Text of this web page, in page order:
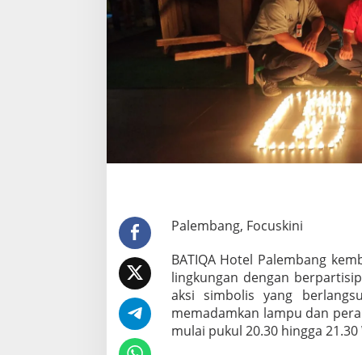
a
m
A
e
P
a
l
e
m
b
a
Palembang, Focuskini
BATIQA Hotel Palembang
lingkungan dengan
aksi simbolis yang
memadamkan lampu dan
mulai pukul 20.30 hingga 21.30